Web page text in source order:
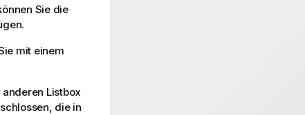
Sie die
mit einem
Listbox
die in